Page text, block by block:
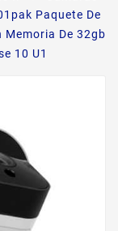
Paquete De
De 32gb
10 U1